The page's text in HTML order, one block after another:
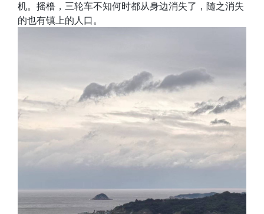
机。摇橹，三轮车不知何时都从身边消失了，随之消失
的也有镇上的人口。